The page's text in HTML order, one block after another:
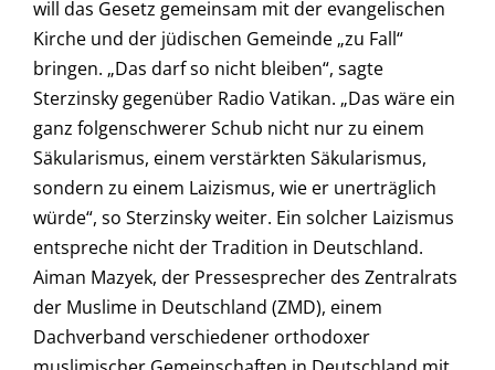
will das Gesetz gemeinsam mit der evangelischen
Kirche und der jüdischen Gemeinde „zu Fall“
bringen. „Das darf so nicht bleiben“, sagte
Sterzinsky gegenüber Radio Vatikan. „Das wäre ein
ganz folgenschwerer Schub nicht nur zu einem
Säkularismus, einem verstärkten Säkularismus,
sondern zu einem Laizismus, wie er unerträglich
würde“, so Sterzinsky weiter. Ein solcher Laizismus
entspreche nicht der Tradition in Deutschland.
Aiman Mazyek, der Pressesprecher des Zentralrats
der Muslime in Deutschland (ZMD), einem
Dachverband verschiedener orthodoxer